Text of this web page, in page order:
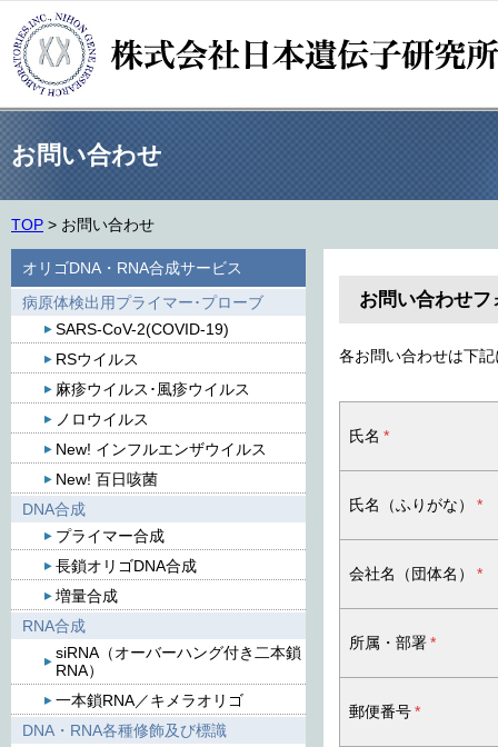
お問い合わせ
TOP > お問い合わせ
オリゴDNA・RNA合成サービス
病原体検出用プライマー･プローブ
SARS-CoV-2(COVID-19)
RSウイルス
麻疹ウイルス･風疹ウイルス
ノロウイルス
New! インフルエンザウイルス
New! 百日咳菌
DNA合成
プライマー合成
長鎖オリゴDNA合成
増量合成
RNA合成
siRNA（オーバーハング付き二本鎖
RNA）
一本鎖RNA／キメラオリゴ
DNA・RNA各種修飾及び標識
お問い合わせフ
各お問い合わせは下
氏名 *
氏名（ふりがな） *
会社名（団体名） *
所属・部署 *
郵便番号 *